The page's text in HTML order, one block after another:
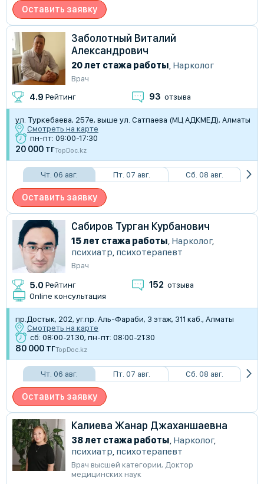
Оставить заявку
Заболотный Виталий
Александрович
20 лет стажа работы, Нарколог
Врач
4.9 Рейтинг 93 отзыва
ул. Туркебаева, 257е, выше ул. Сатпаева (МЦ АДКМЕД), Алматы
Смотреть на карте
пн-пт: 09:00-17:30
20 000 тгTopDoc.kz
Чт. 06 авг. Пт. 07 авг. Сб. 08 авг.
Оставить заявку
Сабиров Турган Курбанович
15 лет стажа работы, Нарколог,
психиатр, психотерапевт
Врач
5.0 Рейтинг 152 отзыва
Online консультация
пр.Достык, 202, уг.пр. Аль-Фараби, 3 этаж, 311 каб., Алматы
Смотреть на карте
сб: 08:00-21:30, пн-пт: 08:00-21:30
80 000 тгTopDoc.kz
Чт. 06 авг. Пт. 07 авг. Сб. 08 авг.
Оставить заявку
Калиева Жанар Джаханшаевна
38 лет стажа работы, Нарколог,
психиатр, психотерапевт
Врач высшей категории, Доктор
медицинских наук